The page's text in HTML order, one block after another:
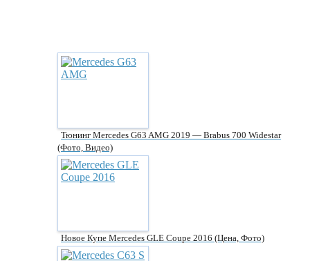
Тюнинг Mercedes G63 AMG 2019 — Brabus 700 Widestar
(фото, Видео)
Новое Купе Mercedes GLE Coupe 2016 (цена, Фото)